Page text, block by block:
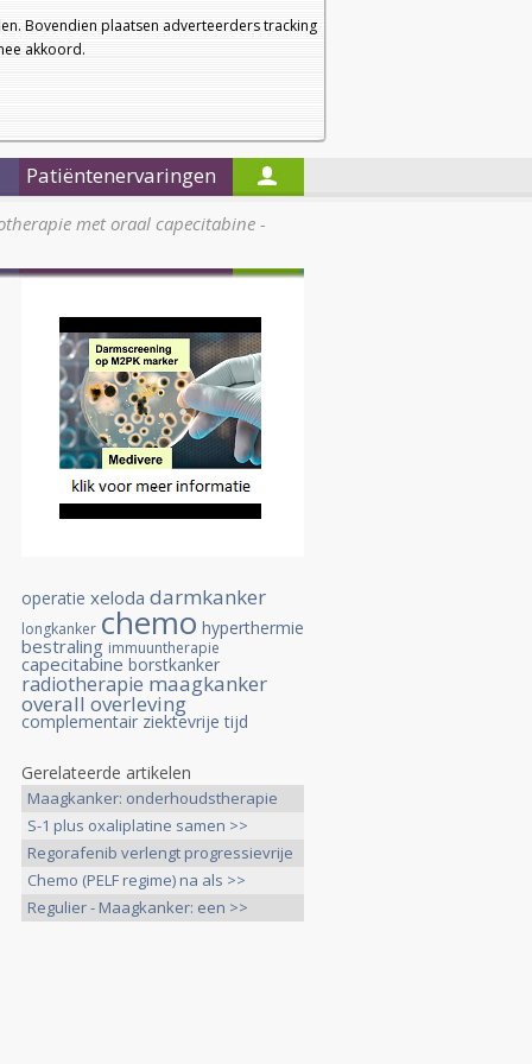
Bovendien plaatsen adverteerders tracking
akkoord.
a
a
Nieuwsbrief
Startpagina
Patiëntenervaringen
met oraal capecitabine -
operatie xeloda darmkanker
longkanker chemo hyperthermie
bestraling immuuntherapie
capecitabine borstkanker
radiotherapie maagkanker
overall overleving
complementair ziektevrije tijd
Gerelateerde artikelen
Maagkanker: onderhoudstherapie
>>
S-1 plus oxaliplatine samen >>
Regorafenib verlengt progressievrije
>>
Chemo (PELF regime) na als >>
Regulier - Maagkanker: een >>